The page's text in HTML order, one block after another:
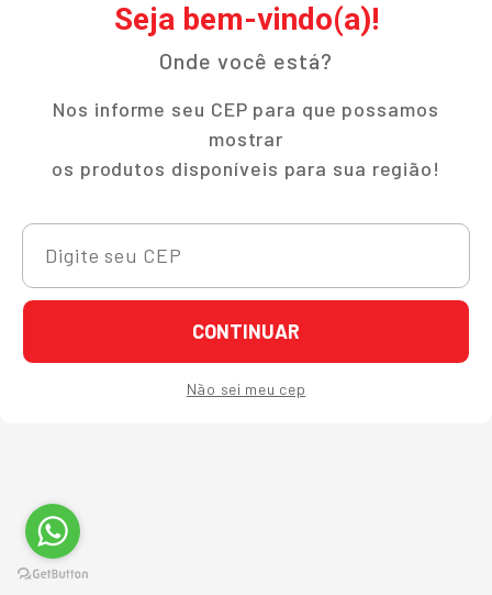
Seja bem-vindo(a)!
Onde você está?
Nos informe seu CEP para que possamos
mostrar
os produtos disponíveis para sua região!
CONTINUAR
Não sei meu cep